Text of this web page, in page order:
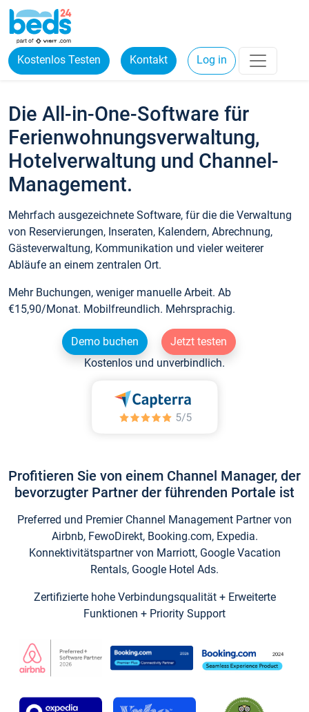
Kostenlos Testen Kontakt Log in
Die All-in-One-Software für
Ferienwohnungsverwaltung,
Hotelverwaltung und Channel-
Management.
Mehrfach ausgezeichnete Software, für die die Verwaltung
von Reservierungen, Inseraten, Kalendern, Abrechnung,
Gästeverwaltung, Kommunikation und vieler weiterer
Abläufe an einem zentralen Ort.
Mehr Buchungen, weniger manuelle Arbeit. Ab
€15,90/Monat. Mobilfreundlich. Mehrsprachig.
Demo buchen
Jetzt testen
Kostenlos und unverbindlich.
Profitieren Sie von einem Channel Manager, der
bevorzugter Partner der führenden Portale ist
Preferred und Premier Channel Management Partner von
Airbnb, FewoDirekt, Booking.com, Expedia.
Konnektivitätspartner von Marriott, Google Vacation
Rentals, Google Hotel Ads.
Zertifizierte hohe Verbindungsqualität + Erweiterte
Funktionen + Priority Support